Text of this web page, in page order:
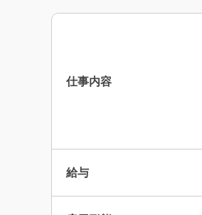
仕事内容
給与